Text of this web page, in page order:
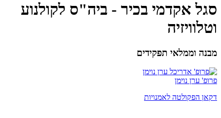
סגל אקדמי בכיר - ביה"ס לקולנוע
וטלוויזיה
מבנה וממלאי תפקידים
פרופ' ערן נוימן
דקאן הפקולטה לאמנויות